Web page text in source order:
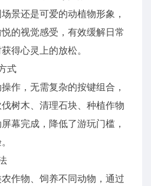
景还是可爱的动植物形象，
的视觉感受，有效缓解日常
得心灵上的放松。
式
作，无需复杂的按键组合，
树木、清理石块、种植作物
幕完成，降低了游玩门槛，
作物、饲养不同动物，通过